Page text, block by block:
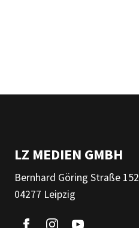
LZ MEDIEN GMBH
Bernhard Göring Straße 152
04277 Leipzig